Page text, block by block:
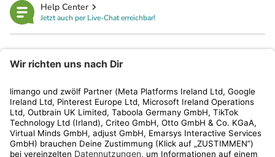
Help Center
Jetzt auch per Live-Chat erreichbar!
Kundenservice
Shop